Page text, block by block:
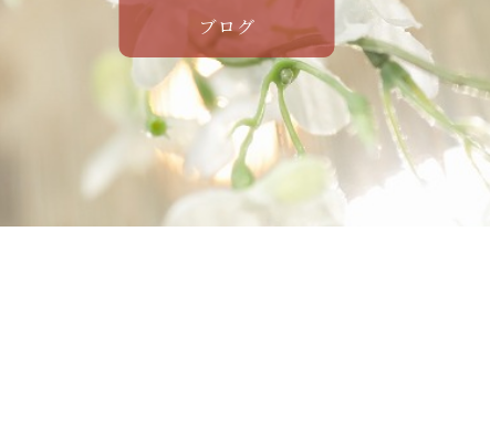
ブログ